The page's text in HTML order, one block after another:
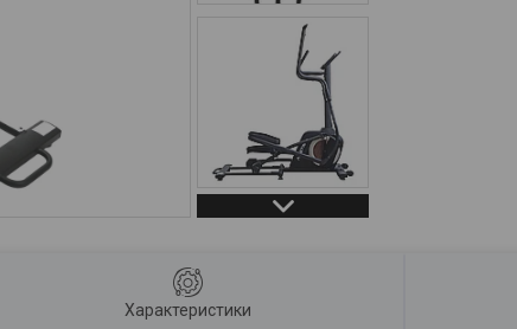
Характеристики